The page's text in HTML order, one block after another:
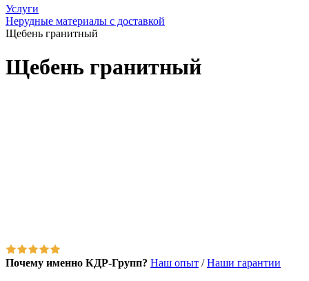
Услуги
Нерудные материалы с доставкой
Щебень гранитный
Щебень гранитный
Почему именно КДР-Групп? Наш опыт /Наши гарантии